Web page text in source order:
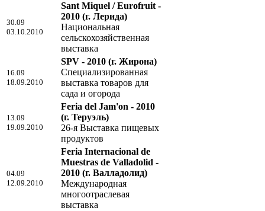
30.09
03.10.2010
Sant Miquel / Eurofruit -
2010 (г. Лерида)
Национальная
сельскохозяйственная
выставка
16.09
18.09.2010
SPV - 2010 (г. Жирона)
Специализированная
выставка товаров для
сада и огорода
13.09
19.09.2010
Feria del Jam'on - 2010
(г. Теруэль)
26-я Выставка пищевых
продуктов
04.09
12.09.2010
Feria Internacional de
Muestras de Valladolid -
2010 (г. Валладолид)
Международная
многоотраслевая
выставка